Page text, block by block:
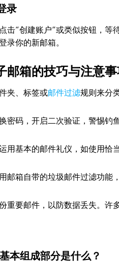
录
击“创建账户”或类似按钮，
录你的新邮箱。
邮箱的技巧与注意
夹、标签或邮件过滤规则来分
密码，开启二次验证，警惕钓
用基本的邮件礼仪，如使用恰
邮箱自带的垃圾邮件过滤功能
重要邮件，以防数据丢失。许
本组成部分是什么？